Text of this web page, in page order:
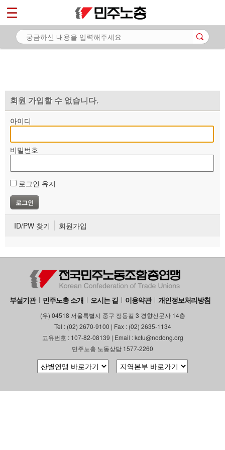
회원 가입할 수 없습니다.
아이디
비밀번호
로그인 유지
ID/PW 찾기 회원가입
부설기관 민주노총 소개 오시는 길 이용약관 개인정보처리방침
(우) 04518 서울특별시 중구 정동길 3 경향신문사 14층
Tel : (02) 2670-9100 | Fax : (02) 2635-1134
고유번호 : 107-82-08139 | Email : kctu@nodong.org
민주노총 노동상담 1577-2260
마이페이지
소개
자료
부설기관